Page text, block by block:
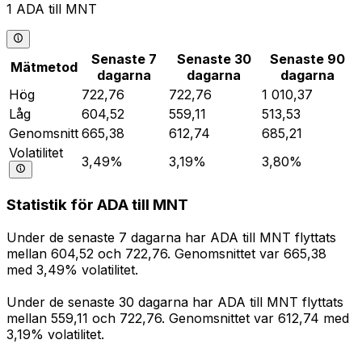
1 ADA till MNT
Mätmetod
Senaste 7
dagarna
Senaste 30
dagarna
Senaste 90
dagarna
Hög
722,76 722,76
1 010,37
Låg
604,52 559,11
513,53
Genomsnitt 665,38 612,74
685,21
Volatilitet
3,49% 3,19% 3,80%
Statistik för ADA till MNT
Under de senaste 7 dagarna har ADA till MNT flyttats
mellan 604,52 och 722,76. Genomsnittet var 665,38
med 3,49% volatilitet.
Under de senaste 30 dagarna har ADA till MNT flyttats
mellan 559,11 och 722,76. Genomsnittet var 612,74 med
3,19% volatilitet.